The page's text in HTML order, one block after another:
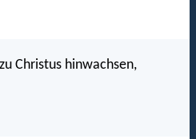
Christus hinwachsen,